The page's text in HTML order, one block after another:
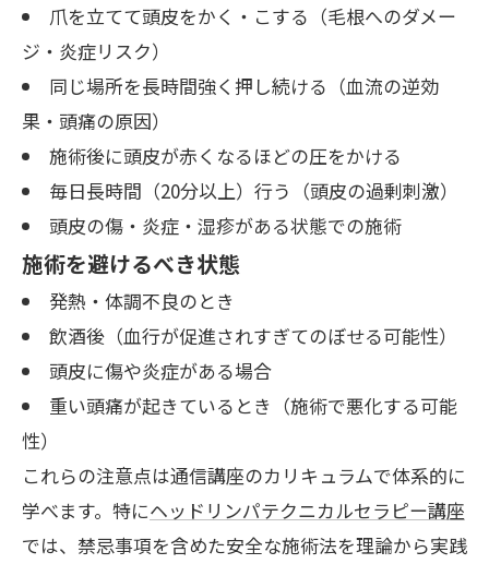
爪を立てて頭皮をかく・こする（毛根へのダメー
ジ・炎症リスク）
同じ場所を長時間強く押し続ける（血流の逆効
果・頭痛の原因）
施術後に頭皮が赤くなるほどの圧をかける
毎日長時間（20分以上）行う（頭皮の過剰刺激）
頭皮の傷・炎症・湿疹がある状態での施術
施術を避けるべき状態
発熱・体調不良のとき
飲酒後（血行が促進されすぎてのぼせる可能性）
頭皮に傷や炎症がある場合
重い頭痛が起きているとき（施術で悪化する可能
性）
これらの注意点は通信講座のカリキュラムで体系的に
学べます。特にヘッドリンパテクニカルセラピー講座
では、禁忌事項を含めた安全な施術法を理論から実践